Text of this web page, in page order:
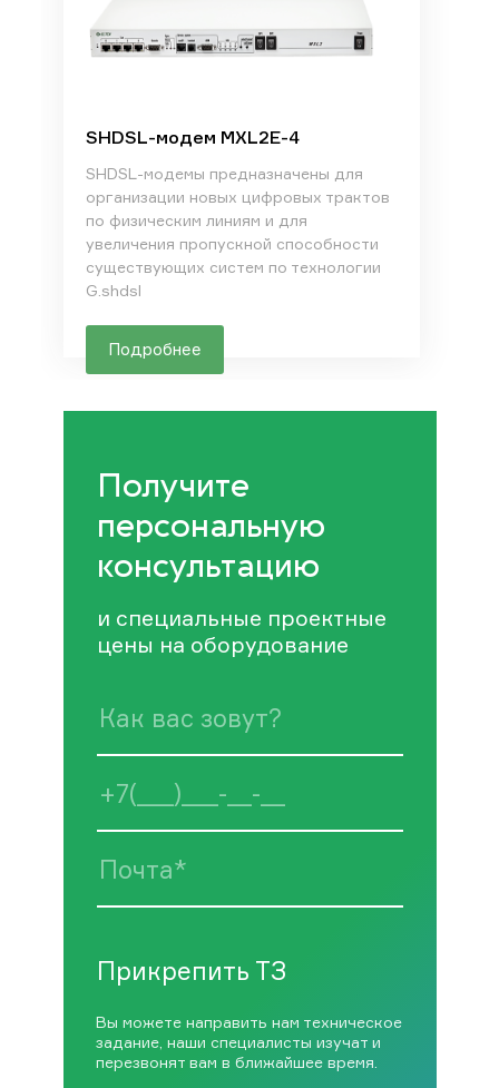
SHDSL-модем MXL2E-4
SHDSL-модемы предназначены для
организации новых цифровых трактов
по физическим линиям и для
увеличения пропускной способности
существующих систем по технологии
G.shdsl
Подробнее
Получите
персональную
консультацию
и специальные проектные
цены на оборудование
Прикрепить ТЗ
Вы можете направить нам техническое
задание, наши специалисты изучат и
перезвонят вам в ближайшее время.